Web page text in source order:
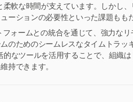
軟な時間が支えています。しかし
ーションの必要性といった課題もも
ォームとの統合を通じて、強力な
のためのシームレスなタイムトラッ
なツールを活用することで、組織
持できます。